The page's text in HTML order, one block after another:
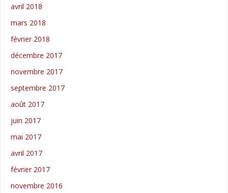
avril 2018
mars 2018
février 2018
décembre 2017
novembre 2017
septembre 2017
août 2017
juin 2017
mai 2017
avril 2017
février 2017
novembre 2016